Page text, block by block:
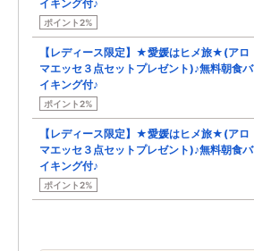
イキング付♪
ポイント2%
【レディース限定】★愛媛はヒメ旅★(アロ
マエッセ３点セットプレゼント)♪無料朝食バ
イキング付♪
ポイント2%
【レディース限定】★愛媛はヒメ旅★(アロ
マエッセ３点セットプレゼント)♪無料朝食バ
イキング付♪
ポイント2%